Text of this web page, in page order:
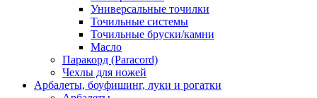
Универсальные точилки
Точильные системы
Точильные бруски/камни
Масло
Паракорд (Paracord)
Чехлы для ножей
Арбалеты, боуфишинг, луки и рогатки